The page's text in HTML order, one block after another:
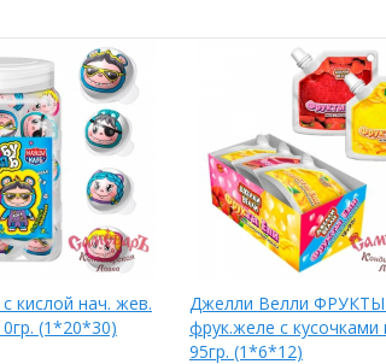
кислой нач. жев.
(1*20*30)
Джелли Велли
фрук.желе с кусочками
95гр. (1*6*12)